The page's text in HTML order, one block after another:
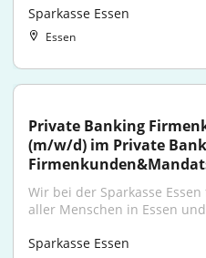
Sparkasse Essen
Essen
Private Banking
(m/w/d) im Private
Wir bei der Sparkasse
aller Menschen in Essen
Sparkasse Essen